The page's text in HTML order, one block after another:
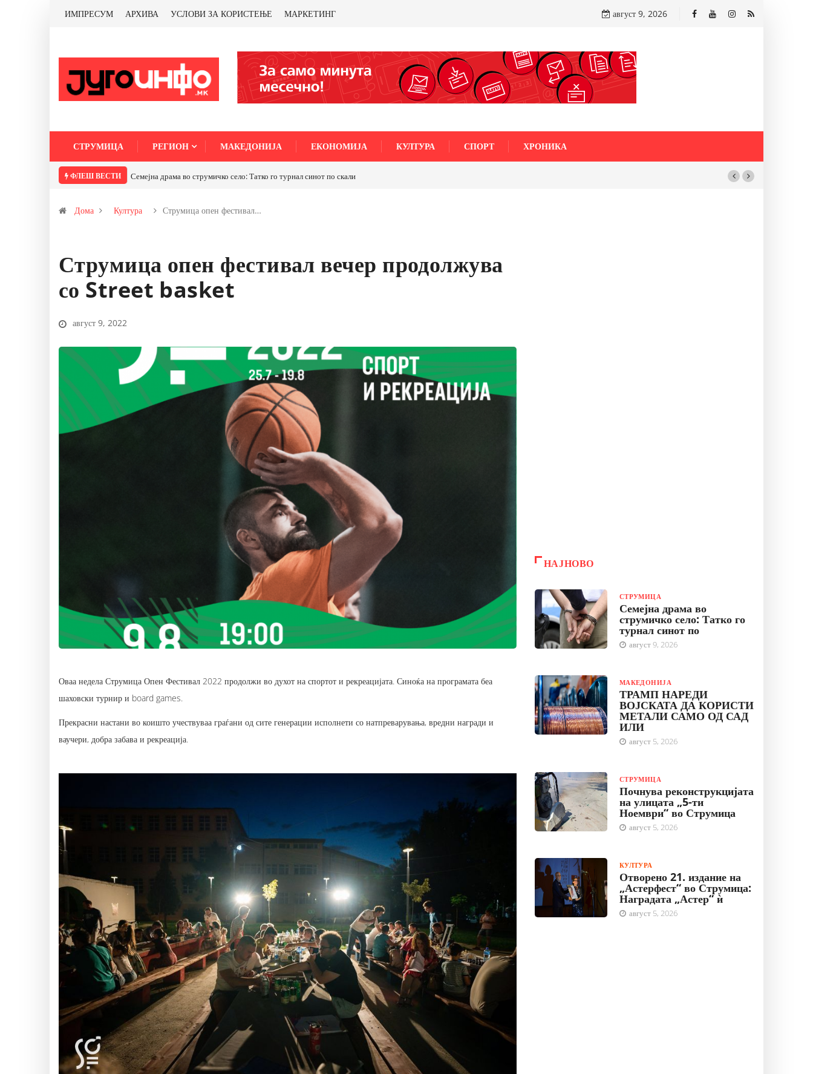
ИМПРЕСУМ АРХИВА УСЛОВИ ЗА КОРИСТЕЊЕ МАРКЕТИНГ август 9, 2026
СТРУМИЦА РЕГИОН МАКЕДОНИЈА ЕКОНОМИЈА КУЛТУРА СПОРТ ХРОНИКА
ФЛЕШ ВЕСТИ Семејна драма во струмичко село: Татко го турнал синот по скали
Дома Култура Струмица опен фестивал…
Струмица опен фестивал вечер продолжува
со Street basket
август 9, 2022
Оваа недела Струмица Опен Фестивал 2022 продолжи во духот на спортот и рекреацијата. Синоќа на програмата беа
шаховски турнир и board games.
Прекрасни настани во коишто учествуваа граѓани од сите генерации исполнети со натпреварувања, вредни награди и
ваучери, добра забава и рекреација.
НАЈНОВО
СТРУМИЦА
Семејна драма во
струмичко село: Татко го
турнал синот по
август 9, 2026
МАКЕДОНИЈА
ТРАМП НАРЕДИ
ВОЈСКАТА ДА КОРИСТИ
МЕТАЛИ САМО ОД САД
ИЛИ
август 5, 2026
СТРУМИЦА
Почнува реконструкцијата
на улицата „5-ти
Ноември“ во Струмица
август 5, 2026
КУЛТУРА
Отворено 21. издание на
„Астерфест“ во Струмица:
Наградата „Астер“ ѝ
август 5, 2026